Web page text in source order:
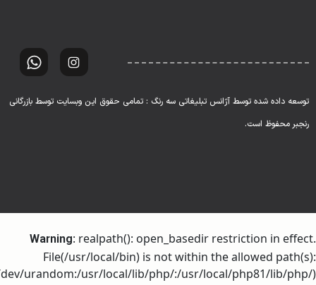
توسعه داده شده توسط آژانس تبلیغاتی سه رنگ : تمامی حقوق این وبسایت توسط بازرگانی
رنجبر محفوظ است.
Warning: realpath(): open_basedir restriction in effect.
File(/usr/local/bin) is not within the allowed path(s):
urandom:/usr/local/lib/php/:/usr/local/php81/lib/php/)